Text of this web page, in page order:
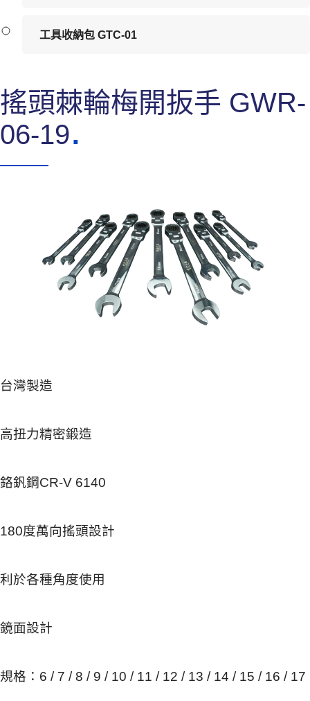
工具收納包 GTC-01
搖頭棘輪梅開扳手 GWR-
06-19
台灣製造
高扭力精密鍛造
鉻釩鋼CR-V 6140
180度萬向搖頭設計
利於各種角度使用
鏡面設計
規格：6 / 7 / 8 / 9 / 10 / 11 / 12 / 13 / 14 / 15 / 16 / 17